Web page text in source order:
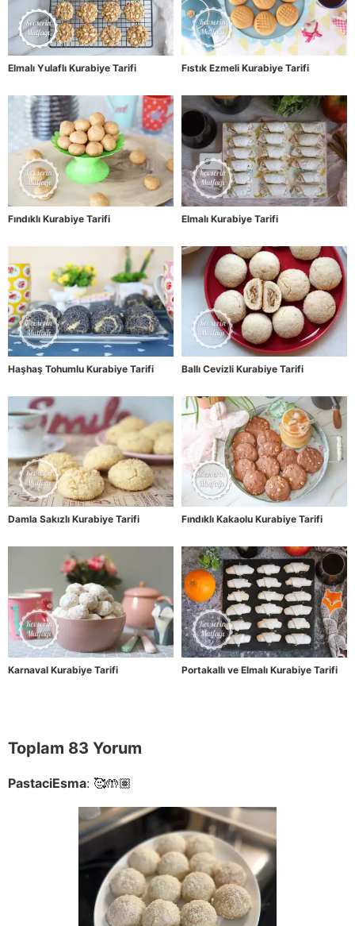
Elmalı Yulaflı Kurabiye Tarifi Fıstık Ezmeli Kurabiye Tarifi
Fındıklı Kurabiye Tarifi Elmalı Kurabiye Tarifi
Haşhaş Tohumlu Kurabiye Tarifi Ballı Cevizli Kurabiye Tarifi
Damla Sakızlı Kurabiye Tarifi Fındıklı Kakaolu Kurabiye Tarifi
Karnaval Kurabiye Tarifi Portakallı ve Elmalı Kurabiye Tarifi
Toplam 83 Yorum
PastaciEsma: 🥰🤲🏽